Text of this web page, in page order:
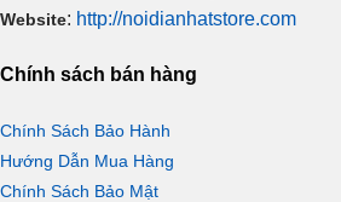
Website: http://noidianhatstore.com
Chính sách bán hàng
Chính Sách Bảo Hành
Hướng Dẫn Mua Hàng
Chính Sách Bảo Mật